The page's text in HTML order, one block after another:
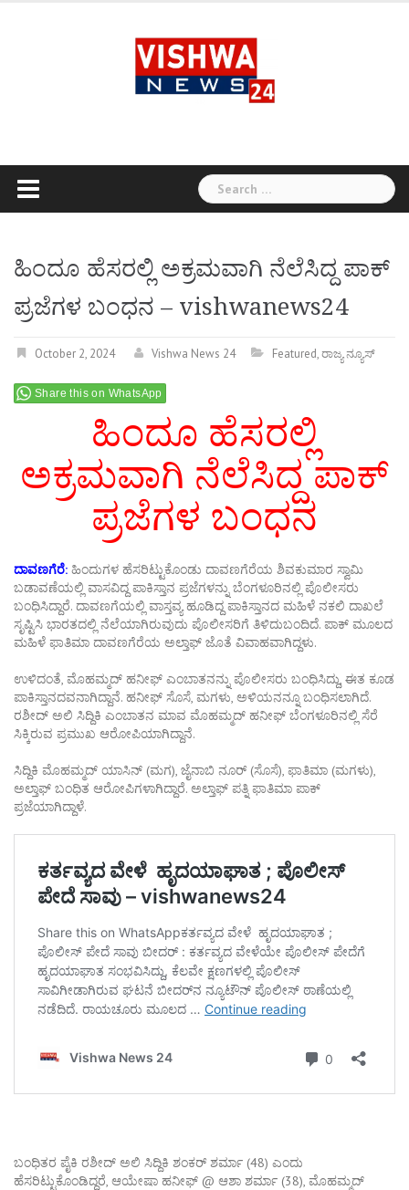
Search
for:
ಹಿಂದೂ ಹೆಸರಲ್ಲಿ ಅಕ್ರಮವಾಗಿ ನೆಲೆಸಿದ್ದ ಪಾಕ್
ಪ್ರಜೆಗಳ ಬಂಧನ – vishwanews24
October 2, 2024 Vishwa News 24 Featured,ರಾಜ್ಯ ನ್ಯೂಸ್
Share this on WhatsApp
ಹಿಂದೂ ಹೆಸರಲ್ಲಿ
ಅಕ್ರಮವಾಗಿ ನೆಲೆಸಿದ್ದ ಪಾಕ್
ಪ್ರಜೆಗಳ ಬಂಧನ
ದಾವಣಗೆರೆ: ಹಿಂದುಗಳ ಹೆಸರಿಟ್ಟುಕೊಂಡು ದಾವಣಗೆರೆಯ ಶಿವಕುಮಾರ ಸ್ವಾಮಿ
ಬಡಾವಣೆಯಲ್ಲಿ ವಾಸವಿದ್ದ ಪಾಕಿಸ್ತಾನ ಪ್ರಜೆಗಳನ್ನು ಬೆಂಗಳೂರಿನಲ್ಲಿ ಪೊಲೀಸರು
ಬಂಧಿಸಿದ್ದಾರೆ. ದಾವಣಗೆಯಲ್ಲಿ ವಾಸ್ತವ್ಯ ಹೂಡಿದ್ದ ಪಾಕಿಸ್ತಾನದ ಮಹಿಳೆ ನಕಲಿ ದಾಖಲೆ
ಸೃಷ್ಟಿಸಿ ಭಾರತದಲ್ಲಿ ನೆಲೆಯಾಗಿರುವುದು ಪೊಲೀಸರಿಗೆ ತಿಳಿದುಬಂದಿದೆ. ಪಾಕ್ ಮೂಲದ
ಮಹಿಳೆ ಫಾತಿಮಾ ದಾವಣಗೆರೆಯ ಅಲ್ತಾಫ್ ಜೊತೆ ವಿವಾಹವಾಗಿದ್ದಳು.
ಉಳಿದಂತೆ, ಮೊಹಮ್ಮದ್ ಹನೀಫ್ ಎಂಬಾತನನ್ನು ಪೊಲೀಸರು ಬಂಧಿಸಿದ್ದು, ಈತ ಕೂಡ
ಪಾಕಿಸ್ತಾನದವನಾಗಿದ್ದಾನೆ. ಹನೀಫ್ ಸೊಸೆ, ಮಗಳು, ಅಳಿಯನನ್ನೂ ಬಂಧಿಸಲಾಗಿದೆ.
ರಶೀದ್ ಅಲಿ ಸಿದ್ದಿಕಿ ಎಂಬಾತನ ಮಾವ ಮೊಹಮ್ಮದ್ ಹನೀಫ್ ಬೆಂಗಳೂರಿನಲ್ಲಿ ಸೆರೆ
ಸಿಕ್ಕಿರುವ ಪ್ರಮುಖ ಆರೋಪಿಯಾಗಿದ್ದಾನೆ.
ಸಿದ್ದಿಕಿ ಮೊಹಮ್ಮದ್ ಯಾಸಿನ್ (ಮಗ), ಜೈನಾಬಿ ನೂರ್ (ಸೊಸೆ), ಫಾತಿಮಾ (ಮಗಳು),
ಅಲ್ತಾಫ್ ಬಂಧಿತ ಆರೋಪಿಗಳಾಗಿದ್ದಾರೆ. ಅಲ್ತಾಫ್ ಪತ್ನಿ ಫಾತಿಮಾ ಪಾಕ್
ಪ್ರಜೆಯಾಗಿದ್ದಾಳೆ.
ಬಂಧಿತರ ಪೈಕಿ ರಶೀದ್ ಅಲಿ ಸಿದ್ದಿಕಿ ಶಂಕರ್ ಶರ್ಮಾ (48) ಎಂದು
ಹೆಸರಿಟ್ಟುಕೊಂಡಿದ್ದರೆ, ಆಯೇಷಾ ಹನೀಫ್ @ ಆಶಾ ಶರ್ಮಾ (38), ಮೊಹಮ್ಮದ್